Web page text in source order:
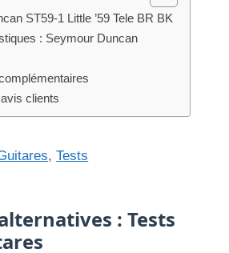
Test
LIRE LE TEST →